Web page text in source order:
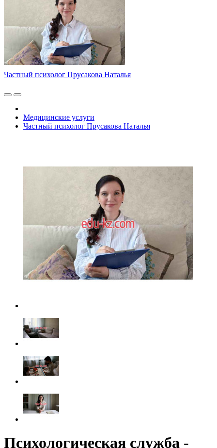
Частный психолог Прусакова Наталья
Медицинские услуги
Частный психолог Прусакова Наталья
Психологическая служба -